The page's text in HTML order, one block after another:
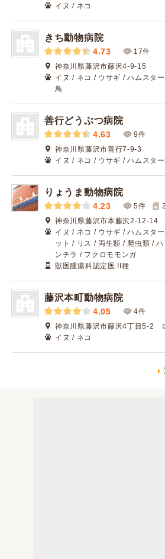
イヌ / ネコ
きち動物病院
4.73
17件
神奈川県藤沢市藤沢4-9-15
イヌ / ネコ / ウサギ / ハムスタ
鳥
善行どうぶつ病院
4.63
9件
神奈川県藤沢市善行7-9-3
イヌ / ネコ / ウサギ / ハムスタ
りょうま動物病院
4.23 5件 2
神奈川県藤沢市本藤沢2-12-14
イヌ / ネコ / ウサギ / ハムスタ
ット / リス / 両生類 / 爬虫類 /
ンチラ / フクロモモンガ
獣医腫瘍科認定医 II種
藤沢本町動物病院
4.05
4件
神奈川県藤沢市藤沢4丁目5-2
イヌ / ネコ